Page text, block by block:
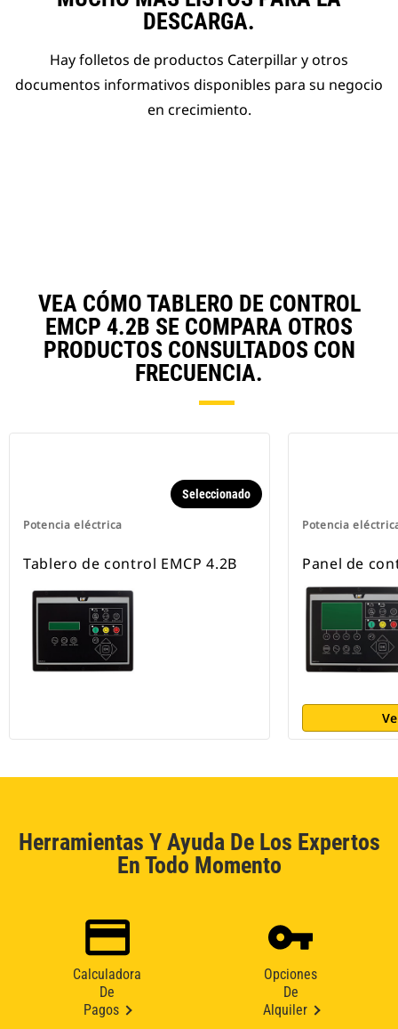
DESCARGA.
Hay folletos de productos Caterpillar y otros
documentos informativos disponibles para su negocio
en crecimiento.
VEA CÓMO TABLERO DE CONTROL
EMCP 4.2B SE COMPARA OTROS
PRODUCTOS CONSULTADOS CON
FRECUENCIA.
Potencia eléctrica
Seleccionado
Tablero de control EMCP 4.2B
Potencia
Panel de
Herramientas Y Ayuda De Los Expertos
En Todo Momento
Calculadora
De
Pagos
Opciones
De
Alquiler